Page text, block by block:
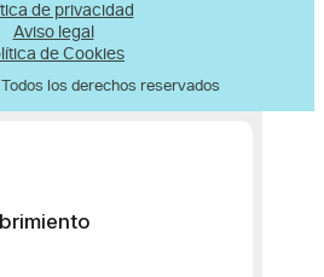
de privacidad
Aviso legal
de Cookies
los derechos reservados